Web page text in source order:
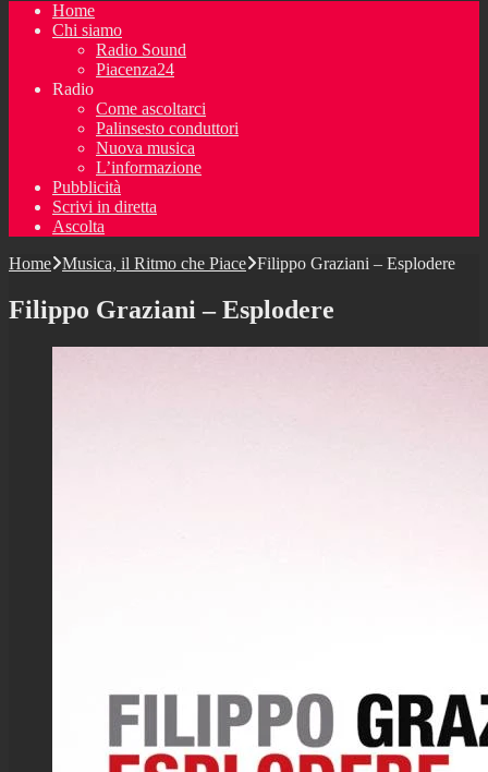
Home
Chi siamo
Radio Sound
Piacenza24
Radio
Come ascoltarci
Palinsesto conduttori
Nuova musica
L’informazione
Pubblicità
Scrivi in diretta
Ascolta
Home Musica, il Ritmo che Piace Filippo Graziani – Esplodere
Filippo Graziani – Esplodere